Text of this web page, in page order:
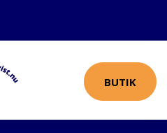
BUTIK